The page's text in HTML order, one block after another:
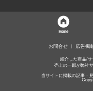
Home
お問合せ 広告掲
紹介した商品/サ
売上の一部が弊社
当サイトに掲載の記事・